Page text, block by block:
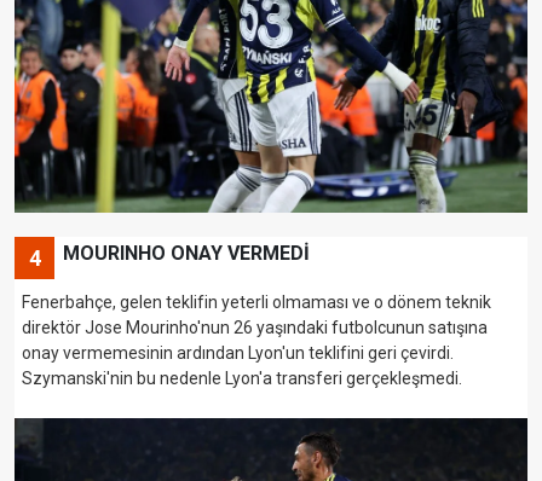
4 MOURINHO ONAY VERMEDİ
Fenerbahçe, gelen teklifin yeterli olmaması ve o dönem teknik
direktör Jose Mourinho'nun 26 yaşındaki futbolcunun satışına
onay vermemesinin ardından Lyon'un teklifini geri çevirdi.
Szymanski'nin bu nedenle Lyon'a transferi gerçekleşmedi.